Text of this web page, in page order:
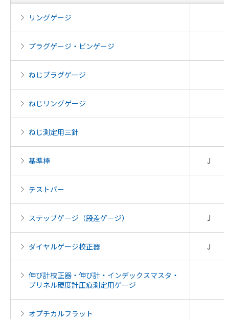
リングゲージ
プラグゲージ・ピンゲージ
ねじプラグゲージ
ねじリングゲージ
ねじ測定用三針
基準棒 J
テストバー
ステップゲージ（段差ゲージ） J
ダイヤルゲージ校正器 J
伸び計校正器・伸び計・インデックスマスタ・
ブリネル硬度計圧痕測定用ゲージ
オプチカルフラット